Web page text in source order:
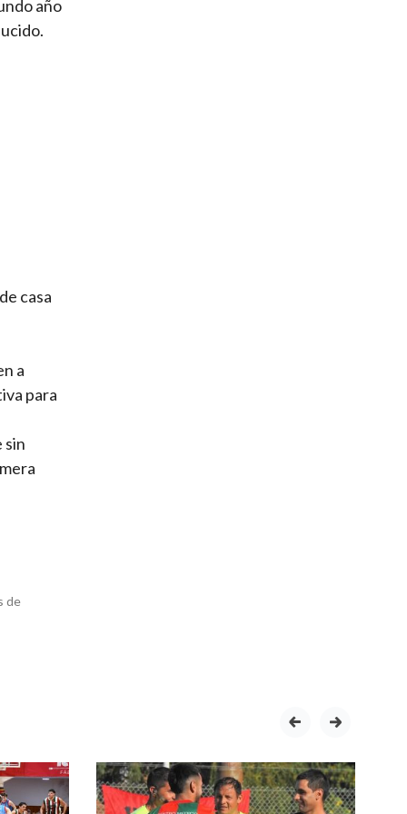
año
casa
a
para
sin
de
prev next